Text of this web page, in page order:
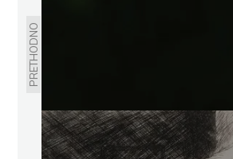
PRETHODNO